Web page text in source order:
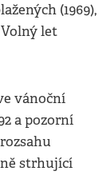
(1969),
Volný let
vánoční
a pozorní
strhující